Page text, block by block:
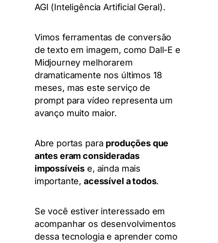
AGI (Inteligência Artificial Geral).
Vimos ferramentas de conversão
de texto em imagem, como Dall-E e
Midjourney melhorarem
dramaticamente nos últimos 18
meses, mas este serviço de
prompt para vídeo representa um
avanço muito maior.
Abre portas para produções que
antes eram consideradas
impossíveis e, ainda mais
importante,acessível a todos.
Se você estiver interessado em
acompanhar os desenvolvimentos
dessa tecnologia e aprender como